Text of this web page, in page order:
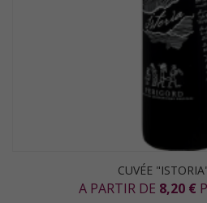
CUVÉE
A PARTIR DE 8,20 €